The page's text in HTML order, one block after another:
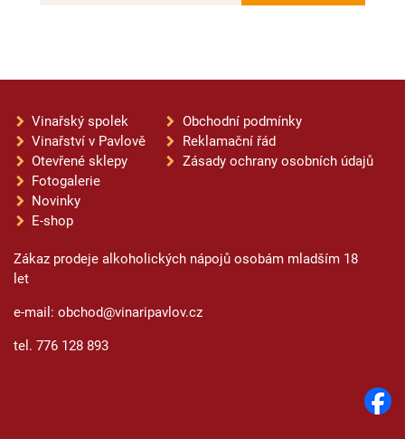
Vinařský spolek
Vinařství v Pavlově
Otevřené sklepy
Fotogalerie
Novinky
E-shop
Obchodní podmínky
Reklamační řád
Zásady ochrany osobních údajů
Zákaz prodeje alkoholických nápojů osobám mladším 18
let
e-mail: obchod@vinaripavlov.cz
tel. 776 128 893